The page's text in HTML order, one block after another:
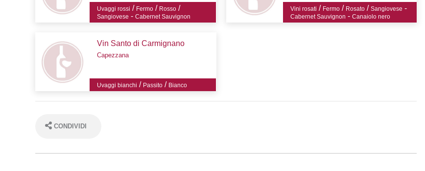
Uvaggi rossi / Fermo/ Rosso/
Sangiovese - Cabernet Sauvignon
Vini rosati / Fermo / Rosato /Sangiovese -
Cabernet Sauvignon -Canaiolo nero
Vin Santo di Carmignano
Capezzana
Uvaggi bianchi / Passito/ Bianco
CONDIVIDI